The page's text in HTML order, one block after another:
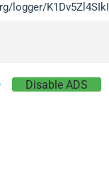
logger/K1Dv5Zl4SIkI
Disable ADS